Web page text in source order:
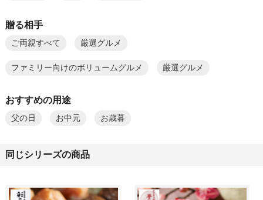
贈る相手
ご両親すべて 厳選グルメ
ファミリー向けのボリュームグルメ 厳選グルメ
おすすめの用途
父の日 お中元 お歳暮
同じシリーズの商品